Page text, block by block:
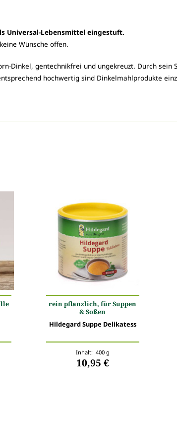
Universal-Lebensmittel eingestuft.
Wünsche offen.
Dinkel, gentechnikfrei und ungekreuzt. Durch sein
hochwertig sind Dinkelmahlprodukte
rein pflanzlich, für Suppen
& Soßen
Hildegard Suppe Delikatess
Inhalt: 400 g
10,95 €